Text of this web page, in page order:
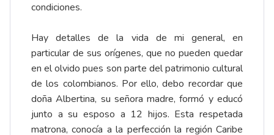
condiciones.
Hay detalles de la vida de mi general, en
particular de sus orígenes, que no pueden quedar
en el olvido pues son parte del patrimonio cultural
de los colombianos. Por ello, debo recordar que
doña Albertina, su señora madre, formó y educó
junto a su esposo a 12 hijos. Esta respetada
matrona, conocía a la perfección la región Caribe